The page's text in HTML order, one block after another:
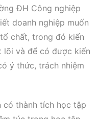
ĐH Công nghiệp
doanh nghiệp muốn
chất, trong đó kiến
lõi và để có được kiến
ý thức, trách nhiệm
có thành tích học tập